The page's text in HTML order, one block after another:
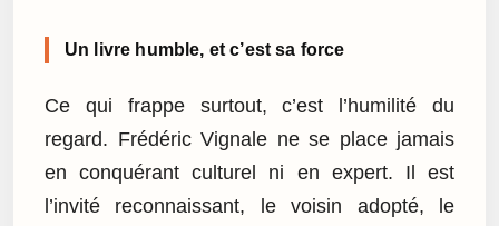
Un livre humble, et c’est sa force
Ce qui frappe surtout, c’est l’humilité du
regard. Frédéric Vignale ne se place jamais
en conquérant culturel ni en expert. Il est
l’invité reconnaissant, le voisin adopté, le